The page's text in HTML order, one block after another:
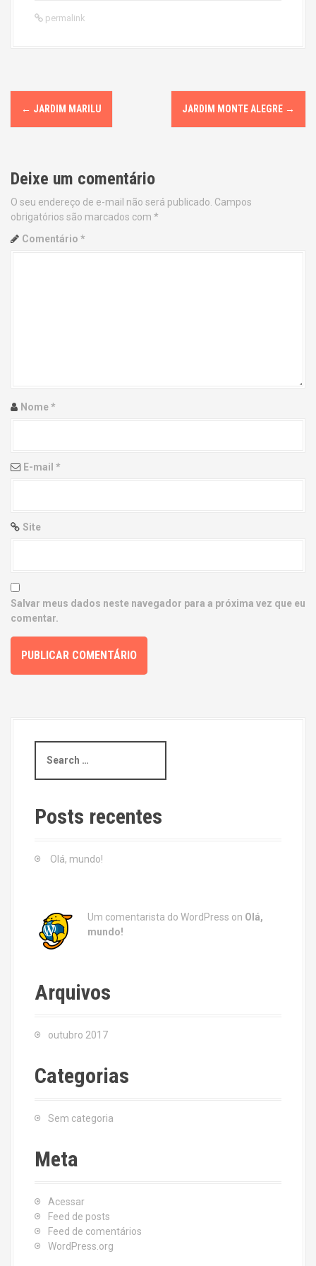
permalink
P
o
t
n
a
i
n
← JARDIM MARILU JARDIM MONTE ALEGRE →
Deixe um comentário
O seu endereço de e-mail não será publicado. Campos
obrigatórios são marcados com *
Comentário *
Nome*
E-mail *
Site
Salvar meus dados neste navegador para a próxima vez que eu
comentar.
a
c
h
Posts recentes
Olá, mundo!
Um comentarista do WordPress on Olá,
mundo!
Arquivos
outubro 2017
Categorias
Sem categoria
Meta
Acessar
Feed de posts
Feed de comentários
WordPress.org